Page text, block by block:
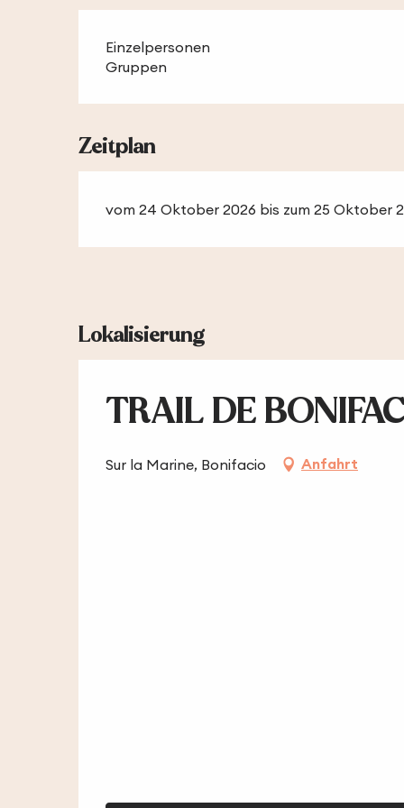
Einzelpersonen
Gruppen
Zeitplan
vom 24 Oktober 2026 bis zum 25 Oktober
Lokalisierung
TRAIL DE
Sur la Marine, Bonifacio Anfahrt